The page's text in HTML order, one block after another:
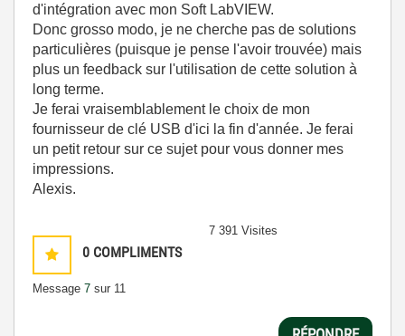
d'intégration avec mon Soft LabVIEW.
Donc grosso modo, je ne cherche pas de solutions
particulières (puisque je pense l'avoir trouvée) mais
plus un feedback sur l'utilisation de cette solution à
long terme.
Je ferai vraisemblablement le choix de mon
fournisseur de clé USB d'ici la fin d'année. Je ferai
un petit retour sur ce sujet pour vous donner mes
impressions.
Alexis.
0 COMPLIMENTS
Message 7 sur 11
7 391 Visites